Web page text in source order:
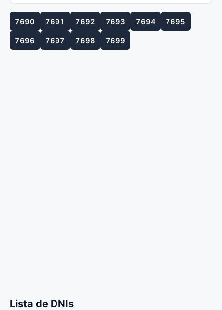
7690 7691 7692 7693 7694 7695
7696 7697 7698 7699
Lista de DNIs